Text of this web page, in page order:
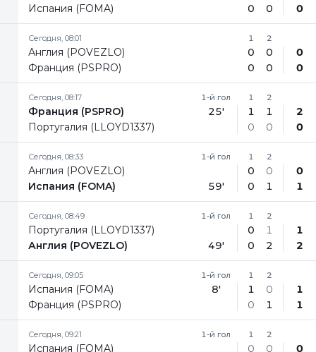
Испания (FOMA)
0
0
0
Сегодня, 08:01
Англия (POVEZLO)
Франция (PSPRO)
1
0
0
2
0
0
0
0
Сегодня, 08:17
Франция (PSPRO)
Португалия (LLOYD1337)
1-й гол
25'
1
1
0
2
1
0
2
0
Сегодня, 08:33
Англия (POVEZLO)
Испания (FOMA)
1-й гол
59'
1
0
0
2
0
1
0
1
Сегодня, 08:49
Португалия (LLOYD1337)
Англия (POVEZLO)
1-й гол
49'
1
0
0
2
1
2
1
2
Сегодня, 09:05
Испания (FOMA)
Франция (PSPRO)
1-й гол
8'
1
1
0
2
0
1
1
1
Сегодня, 09:21
Испания (FOMA)
1-й гол 1
0
2
0 0